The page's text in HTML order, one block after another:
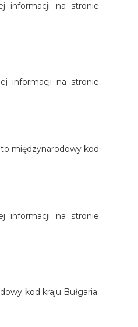
informacji na stronie
informacji na stronie
międzynarodowy kod
informacji na stronie
kod kraju Bułgaria.